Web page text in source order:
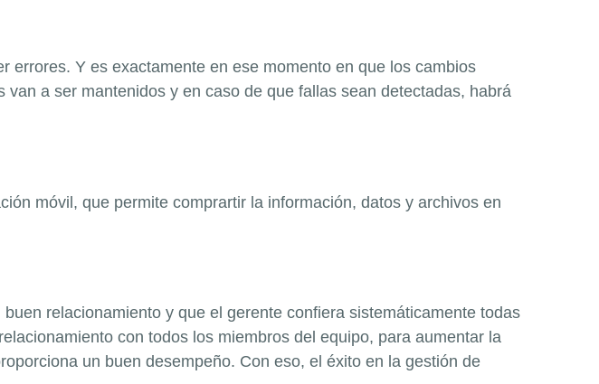
errores. Y es exactamente en ese momento en que los cambios
a ser mantenidos y en caso de que fallas sean detectadas, habrá
móvil, que permite comprartir la información, datos y archivos en
relacionamiento y que el gerente confiera sistemáticamente todas
con todos los miembros del equipo, para aumentar la
un buen desempeño. Con eso, el éxito en la gestión de